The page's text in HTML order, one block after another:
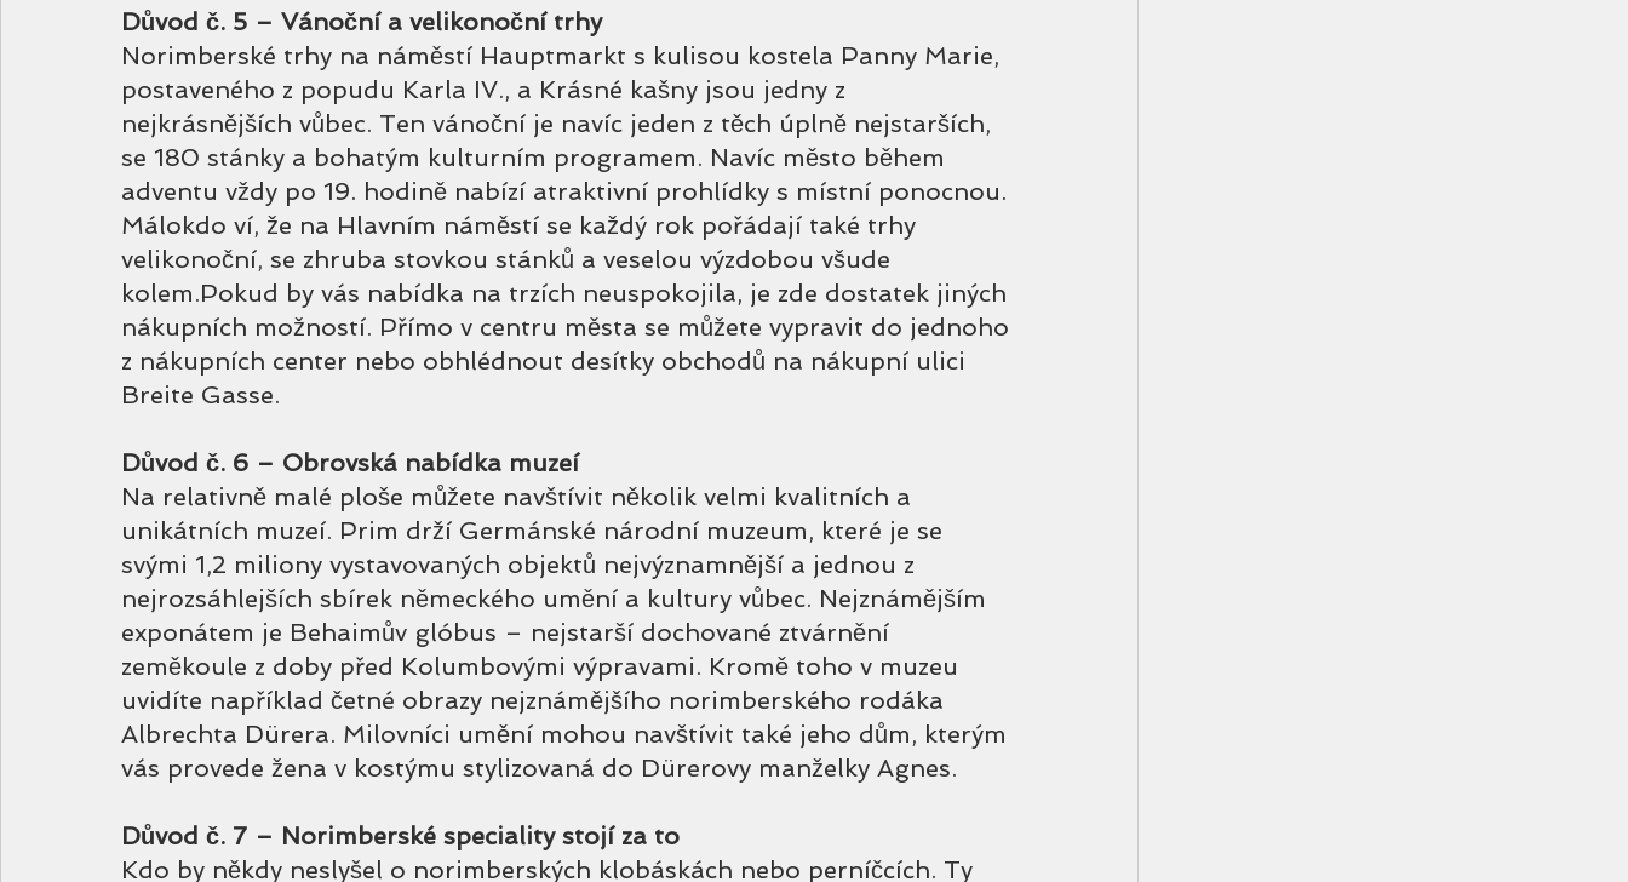
Důvod č. 5 – Vánoční a velikonoční trhy
Norimberské trhy na náměstí Hauptmarkt s kulisou kostela Panny Marie,
postaveného z popudu Karla IV., a Krásné kašny jsou jedny z
nejkrásnějších vůbec. Ten vánoční je navíc jeden z těch úplně nejstarších,
se 180 stánky a bohatým kulturním programem. Navíc město během
adventu vždy po 19. hodině nabízí atraktivní prohlídky s místní ponocnou.
Málokdo ví, že na Hlavním náměstí se každý rok pořádají také trhy
velikonoční, se zhruba stovkou stánků a veselou výzdobou všude
kolem.Pokud by vás nabídka na trzích neuspokojila, je zde dostatek jiných
nákupních možností. Přímo v centru města se můžete vypravit do jednoho
z nákupních center nebo obhlédnout desítky obchodů na nákupní ulici
Breite Gasse.
Důvod č. 6 – Obrovská nabídka muzeí
Na relativně malé ploše můžete navštívit několik velmi kvalitních a
unikátních muzeí. Prim drží Germánské národní muzeum, které je se
svými 1,2 miliony vystavovaných objektů nejvýznamnější a jednou z
nejrozsáhlejších sbírek německého umění a kultury vůbec. Nejznámějším
exponátem je Behaimův glóbus – nejstarší dochované ztvárnění
zeměkoule z doby před Kolumbovými výpravami. Kromě toho v muzeu
uvidíte například četné obrazy nejznámějšího norimberského rodáka
Albrechta Dürera. Milovníci umění mohou navštívit také jeho dům, kterým
vás provede žena v kostýmu stylizovaná do Dürerovy manželky Agnes.
Důvod č. 7 – Norimberské speciality stojí za to
Kdo by někdy neslyšel o norimberských klobáskách nebo perníčcích. Ty